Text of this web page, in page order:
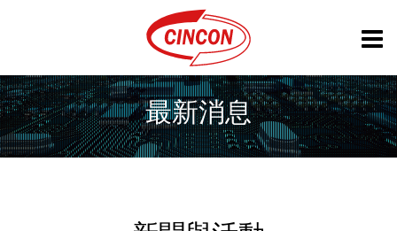
最新消息